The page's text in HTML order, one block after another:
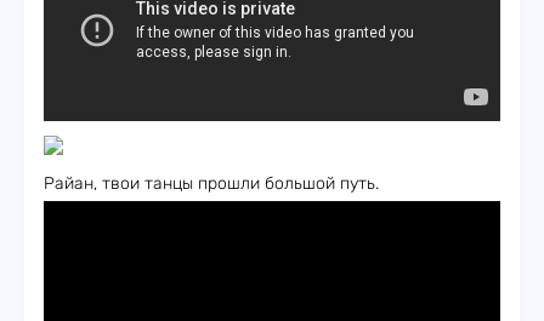
Райан, твои танцы прошли большой путь.